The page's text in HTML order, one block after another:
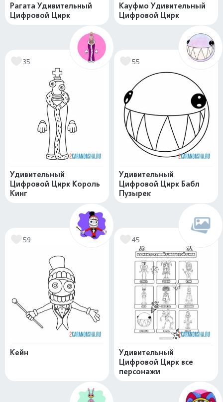
Рагата Удивительный
Цифровой Цирк
Кауфмо Удивительный
Цифровой Цирк
35
Удивительный
Цифровой Цирк Король
Кинг
55
Удивительный
Цифровой Цирк Бабл
Пузырек
59
Кейн
45
Удивительный
Цифровой Цирк все
персонажи